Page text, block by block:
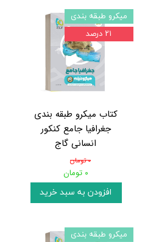
کتاب میکرو طبقه بندی
جغرافیا جامع کنکور
انسانی گاج
۰ تومان
۰ تومان
افزودن به سبد خرید
میکرو طبقه بندی
۲۱ درصد
میکرو طبقه بندی